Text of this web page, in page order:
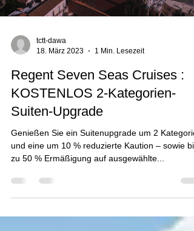
Load video
tctt-dawa
Regent Seven Seas Cruises :
KOSTENLOS 2-Kategorien-
Suiten-Upgrade
Genießen Sie ein Suitenupgrade um 2 Kategorien
und eine um 10 % reduzierte Kaution – sowie bis